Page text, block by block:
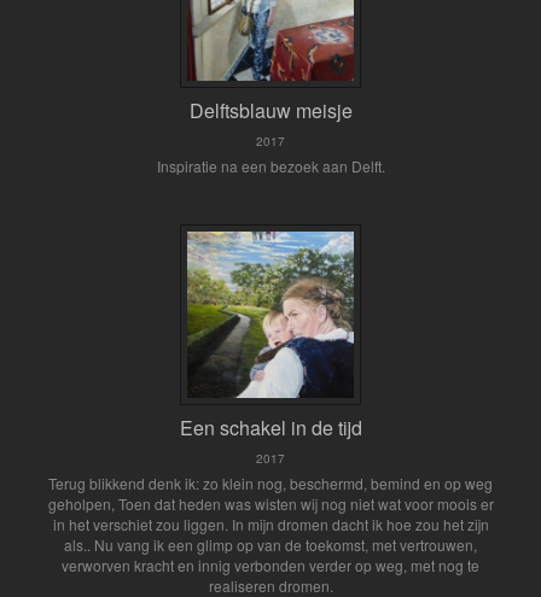
Delftsblauw meisje
2017
Inspiratie na een bezoek aan Delft.
Een schakel in de tijd
2017
Terug blikkend denk ik: zo klein nog, beschermd, bemind en op weg
geholpen, Toen dat heden was wisten wij nog niet wat voor moois er
in het verschiet zou liggen. In mijn dromen dacht ik hoe zou het zijn
als.. Nu vang ik een glimp op van de toekomst, met vertrouwen,
verworven kracht en innig verbonden verder op weg, met nog te
realiseren dromen.